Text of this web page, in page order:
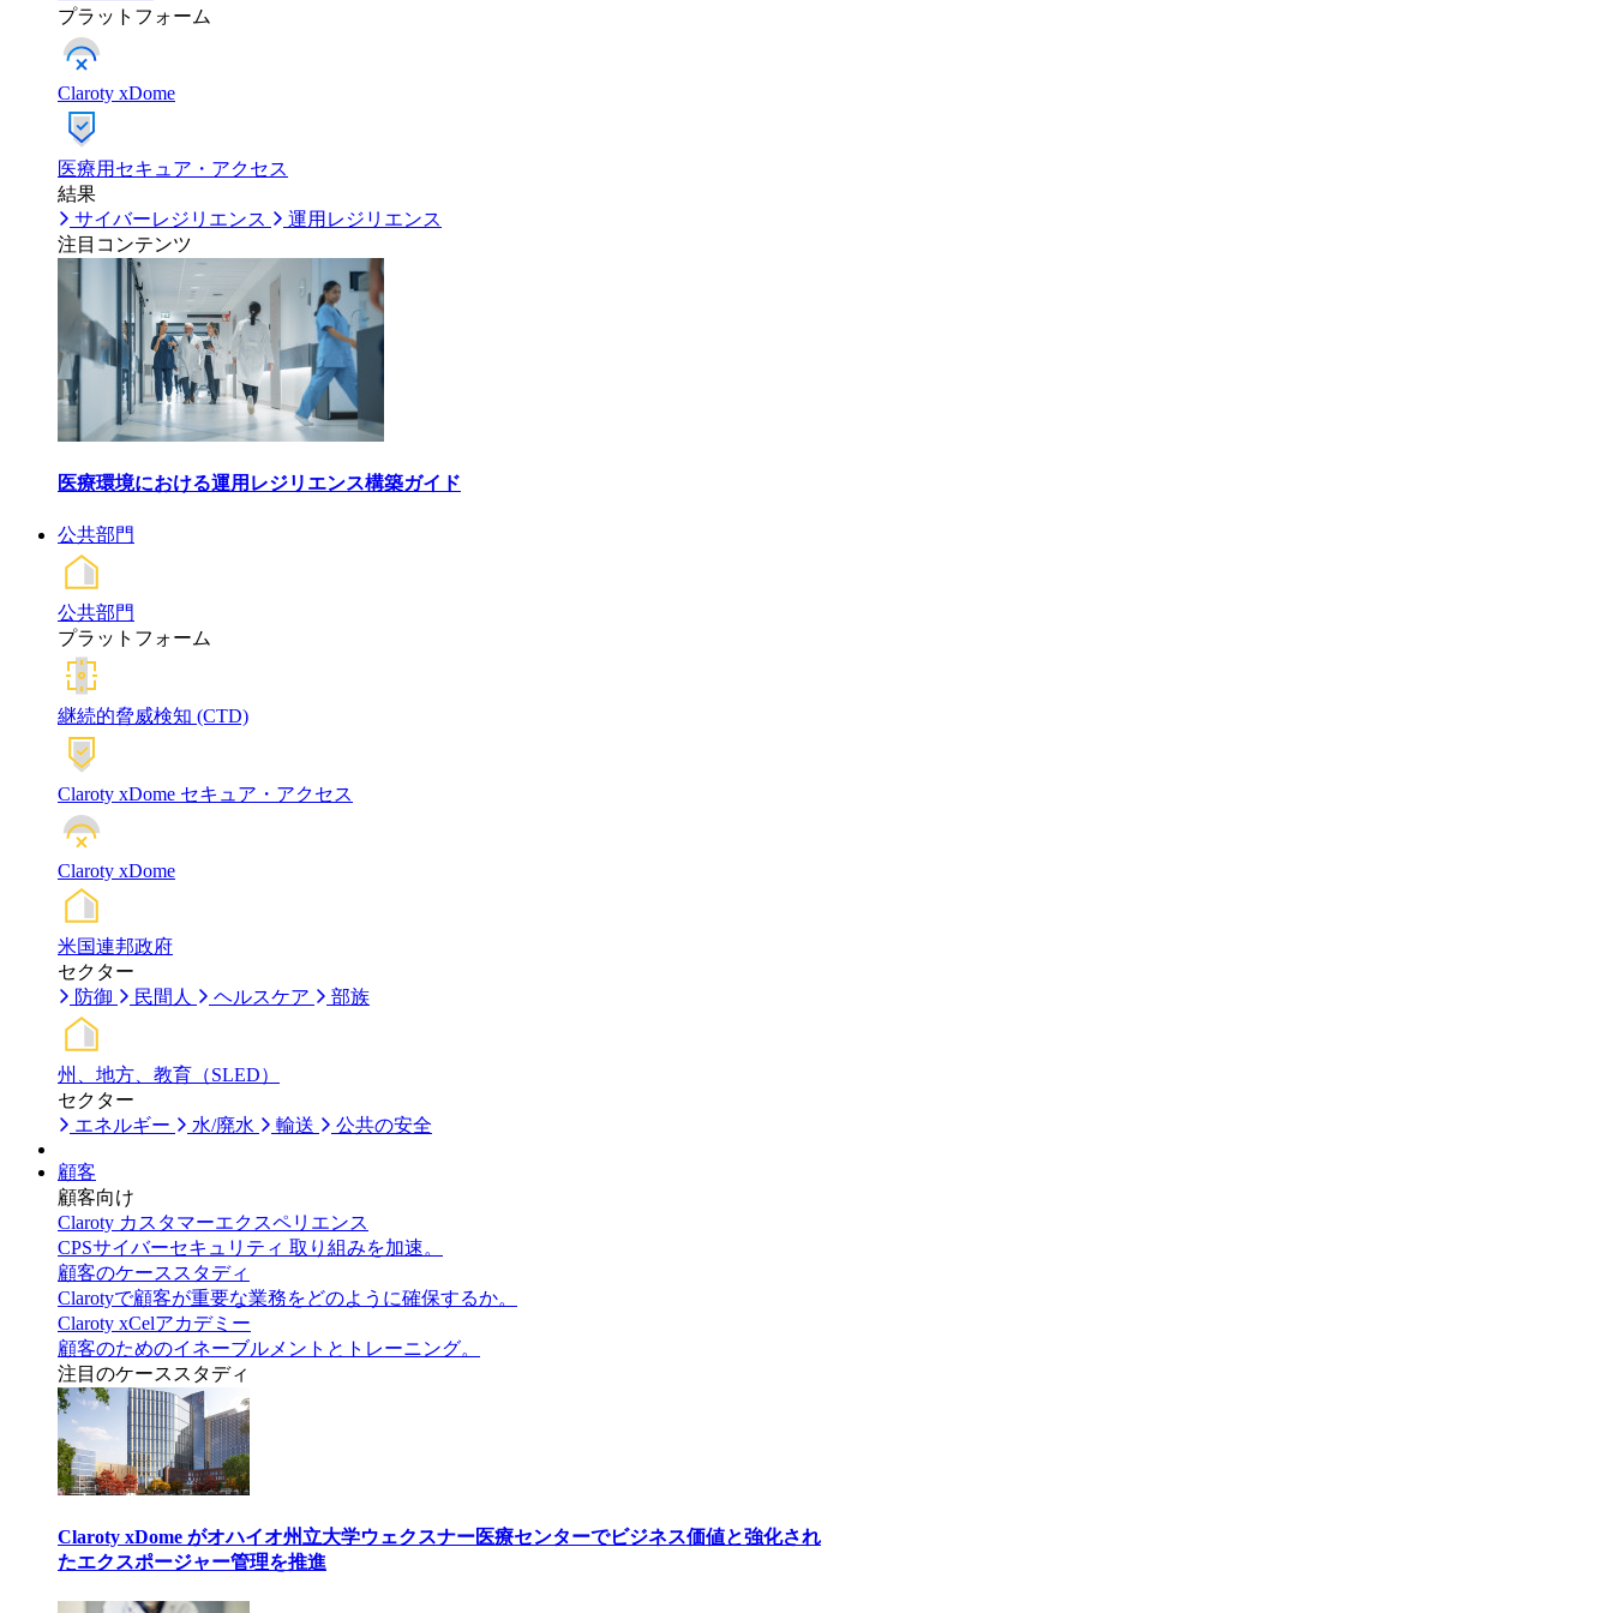
プラットフォーム
Claroty xDome
医療用セキュア・アクセス
結果
サイバーレジリエンス
運用レジリエンス
注目コンテンツ
医療環境における運用レジリエンス構築ガイド
公共部門
公共部門
プラットフォーム
継続的脅威検知 (CTD)
Claroty xDome セキュア・アクセス
Claroty xDome
米国連邦政府
セクター
防御
民間人 ヘルスケア 部族
州、地方、教育（SLED）
セクター
エネルギー
水/廃水 輸送 公共の安全
顧客
顧客向け
Claroty カスタマーエクスペリエンス
CPSサイバーセキュリティ 取り組みを加速。
顧客のケーススタディ
Clarotyで顧客が重要な業務をどのように確保するか。
Claroty xCelアカデミー
顧客のためのイネーブルメントとトレーニング。
注目のケーススタディ
Claroty xDome がオハイオ州立大学ウェクスナー医療センターでビジネス価値と強化され
たエクスポージャー管理を推進